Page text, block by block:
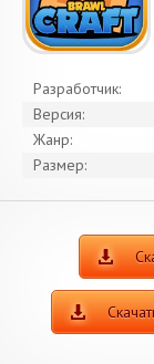
Разработчик:
Версия:
Жанр:
Размер: